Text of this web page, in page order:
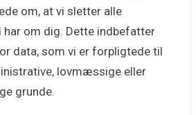
om, at vi sletter alle
har om dig. Dette indbefatter
data, som vi er forpligtede til
lovmæssige eller
grunde.